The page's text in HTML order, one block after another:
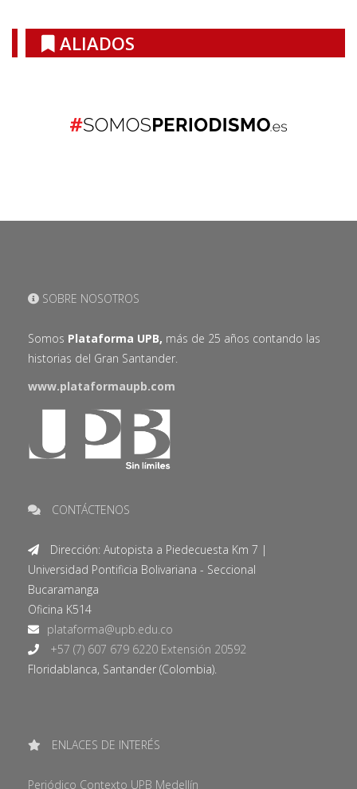
ALIADOS
SOBRE NOSOTROS
Somos Plataforma UPB, más de 25 años contando las
historias del Gran Santander.
www.plataformaupb.com
CONTÁCTENOS
Dirección: Autopista a Piedecuesta Km 7 |
Universidad Pontificia Bolivariana - Seccional
Bucaramanga
Oficina K514
+57 (7) 607 679 6220 Extensión 20592
Floridablanca, Santander (Colombia).
ENLACES DE INTERÉS
Periódico Contexto UPB Medellín